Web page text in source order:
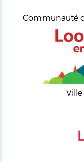
Communauté